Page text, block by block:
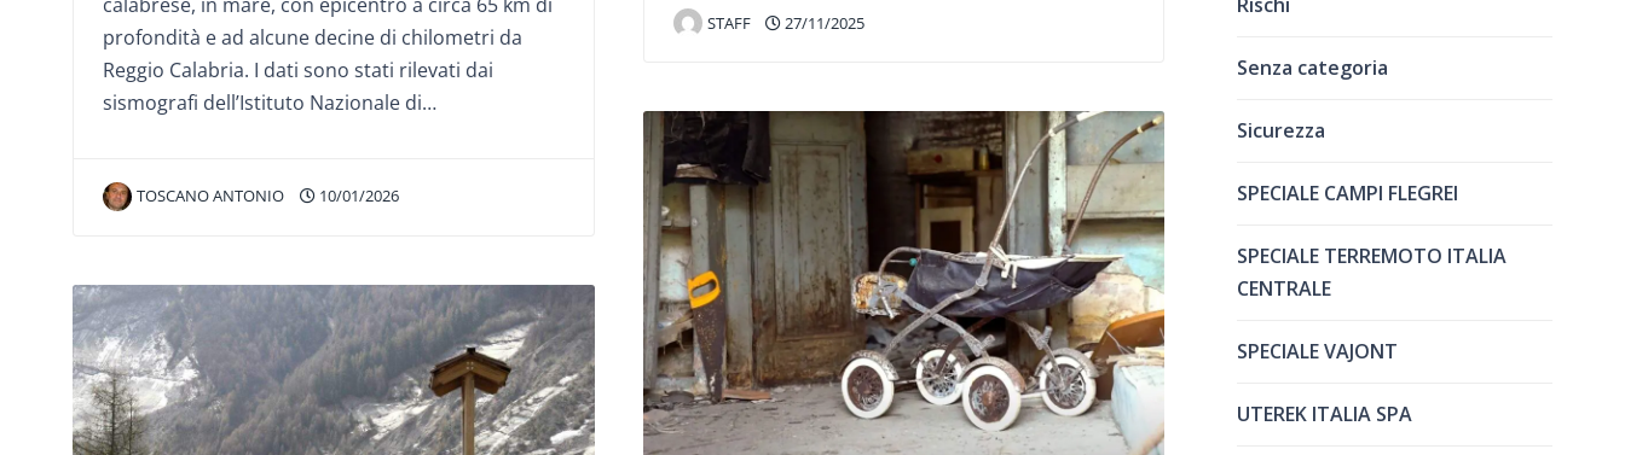
profondità e ad alcune decine di chilometri da
Reggio Calabria. I dati sono stati rilevati dai
sismografi dell’Istituto Nazionale di…
TOSCANO ANTONIO 10/01/2026
STAFF 27/11/2025
Senza categoria
Sicurezza
SPECIALE CAMPI FLEGREI
SPECIALE TERREMOTO ITALIA
CENTRALE
SPECIALE VAJONT
UTEREK ITALIA SPA